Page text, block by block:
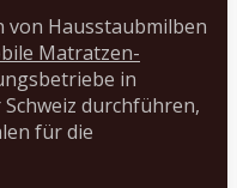
von Hausstaubmilben
Matratzen-
in
durchführen,
für die